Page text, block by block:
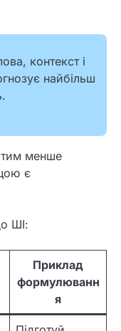
контекст і
найбільш
тим менше
є
ШІ:
Приклад
формулюванн
я